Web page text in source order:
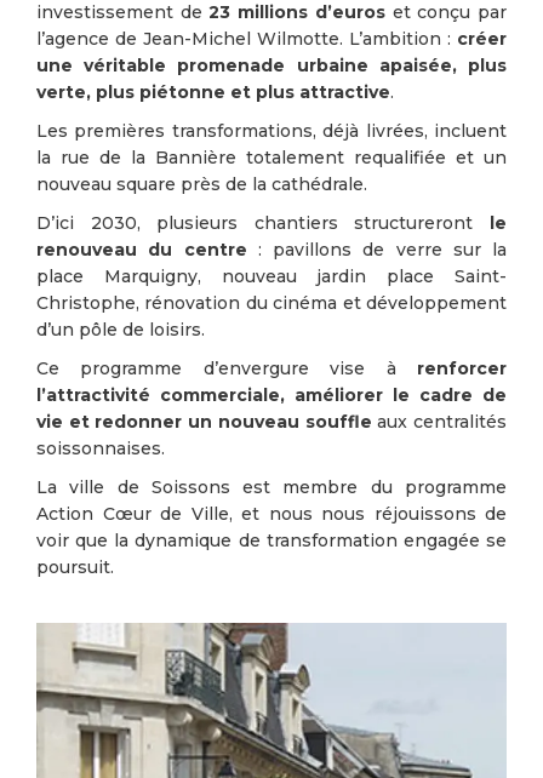
investissement de23 millions d’euroset conçu par
l’agence de Jean-Michel Wilmotte. L’ambition : créer
une véritable promenade urbaine apaisée, plus
verte, plus piétonne et plus attractive.
Les premières transformations, déjà livrées, incluent
la rue de la Bannière totalement requalifiée et un
nouveau square près de la cathédrale.
D’ici 2030, plusieurs chantiers structureront le
renouveau du centre : pavillons de verre sur la
place Marquigny, nouveau jardin place Saint-
Christophe, rénovation du cinéma et développement
d’un pôle de loisirs.
Ce programme d’envergure vise à renforcer
l’attractivité commerciale, améliorer le cadre de
vie et redonner un nouveau souffle aux centralités
soissonnaises.
La ville de Soissons est membre du programme
Action Cœur de Ville, et nous nous réjouissons de
voir que la dynamique de transformation engagée se
poursuit.